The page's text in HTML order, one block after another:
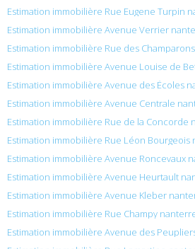
Estimation immobilière Rue Eugene Turpin
Estimation immobilière Avenue Verrier
Estimation immobilière Rue des
Estimation immobilière Avenue Louise de
Estimation immobilière Avenue des Écoles
Estimation immobilière Avenue Centrale
Estimation immobilière Rue de la Concorde
Estimation immobilière Rue Léon Bourgeois
Estimation immobilière Avenue Roncevaux
Estimation immobilière Avenue Heurtault
Estimation immobilière Avenue Kleber
Estimation immobilière Rue Champy
Estimation immobilière Avenue des